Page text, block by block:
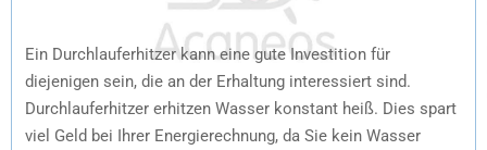
Ein Durchlauferhitzer kann eine gute Investition für
diejenigen sein, die an der Erhaltung interessiert sind.
Durchlauferhitzer erhitzen Wasser konstant heiß. Dies spart
viel Geld bei Ihrer Energierechnung, da Sie kein Wasser